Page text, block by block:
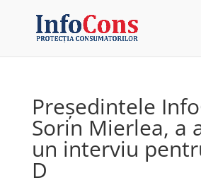
Președintele
Sorin Mierlea, a
un interviu
D